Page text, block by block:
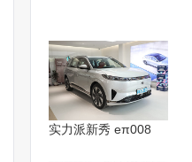
实力派新秀 eπ008